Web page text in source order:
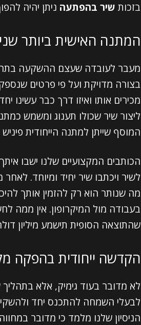
בזכות שיר בהפתעה ניתן יהיה
המתנה האישית ביותר
מעבר לעובדה שעצם ההשקעה
בצורה מדויקת ועל פי פרטים
מכירים אותו ואיזו דרך כבר עשינו
ליצור שיר שכולו תענוג ומשמש
המוסף שייתן למתנה הייחודית
הכותבים המקצועיים שלנו ישבו
לשיר ויכתבו שיר יחיד ומיוחד.
מה שנותר הוא רק להזמין אותך
בעבודה מול המיקרופון. אין ממה
שהתוצאה הסופית תישמע מיליון
הקדשה ייחודית בהפקה
לא מדובר בעוד גימיק, אלא
לבעלי השמחה להתכנס יחד
הניסיון שלנו מלמד כי מדובר